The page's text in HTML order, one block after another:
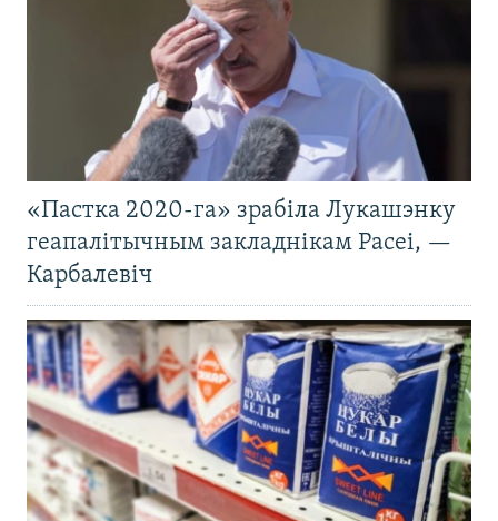
«Пастка 2020-га» зрабіла Лукашэнку
геапалітычным закладнікам Расеі, —
Карбалевіч